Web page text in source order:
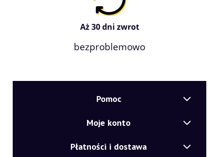
Aż 30 dni zwrot
bezproblemowo
Pomoc
Moje konto
Płatności i dostawa